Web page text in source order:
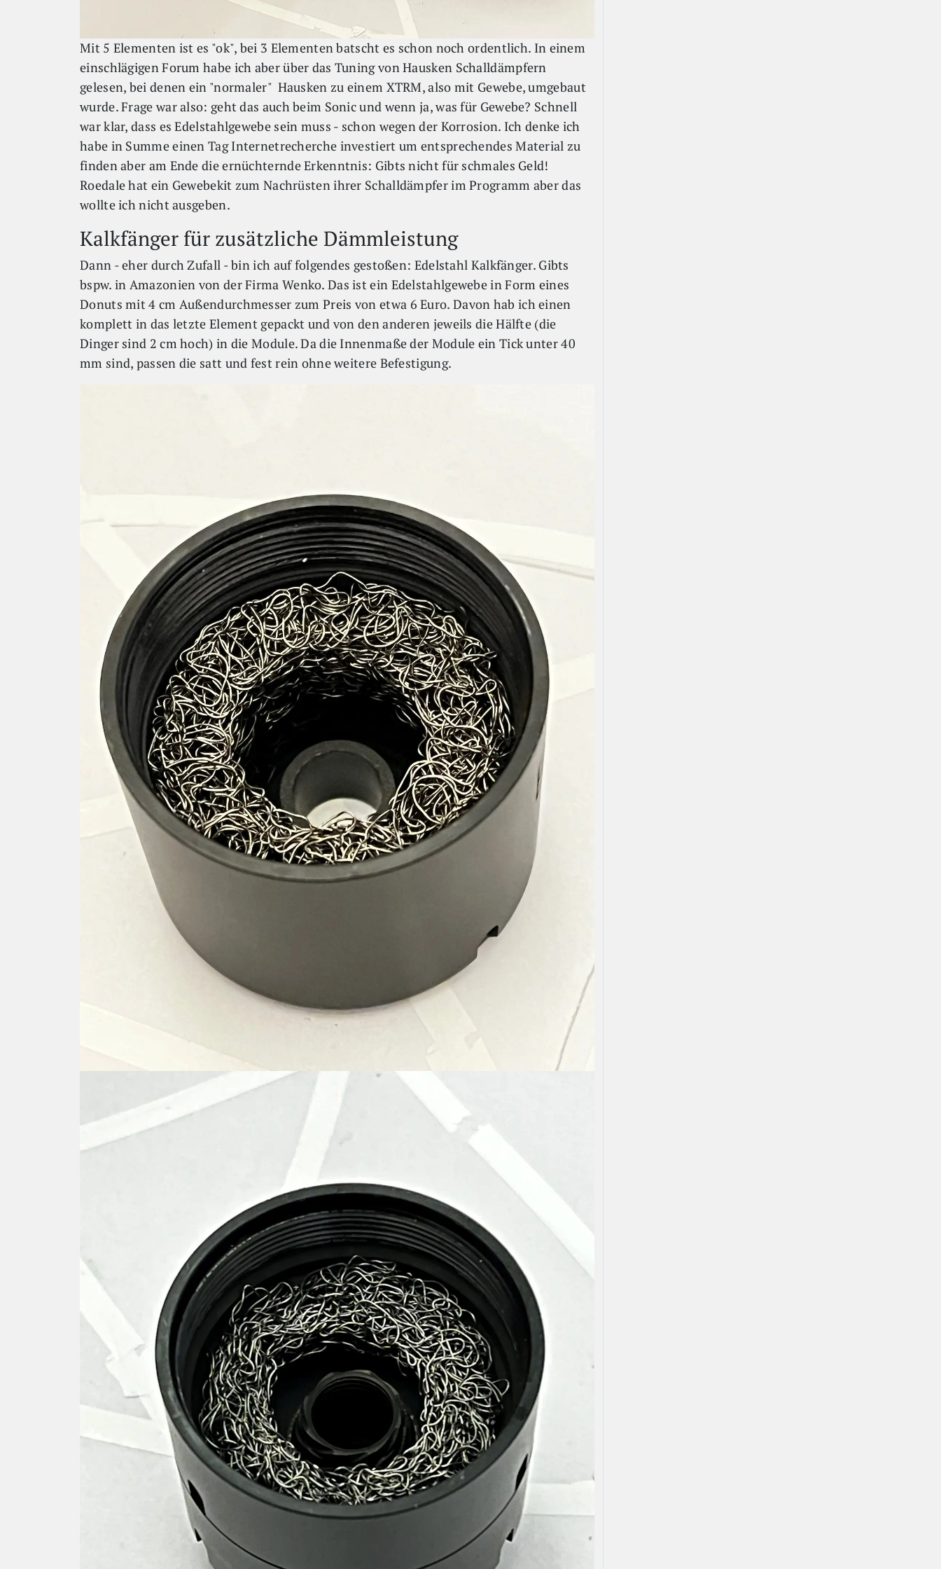
Mit 5 Elementen ist es "ok", bei 3 Elementen batscht es schon noch ordentlich. In einem
einschlägigen Forum habe ich aber über das Tuning von Hausken Schalldämpfern
gelesen, bei denen ein "normaler" Hausken zu einem XTRM, also mit Gewebe, umgebaut
wurde. Frage war also: geht das auch beim Sonic und wenn ja, was für Gewebe? Schnell
war klar, dass es Edelstahlgewebe sein muss - schon wegen der Korrosion. Ich denke ich
habe in Summe einen Tag Internetrecherche investiert um entsprechendes Material zu
finden aber am Ende die ernüchternde Erkenntnis: Gibts nicht für schmales Geld!
Roedale hat ein Gewebekit zum Nachrüsten ihrer Schalldämpfer im Programm aber das
wollte ich nicht ausgeben.
Kalkfänger für zusätzliche Dämmleistung
Dann - eher durch Zufall - bin ich auf folgendes gestoßen: Edelstahl Kalkfänger. Gibts
bspw. in Amazonien von der Firma Wenko. Das ist ein Edelstahlgewebe in Form eines
Donuts mit 4 cm Außendurchmesser zum Preis von etwa 6 Euro. Davon hab ich einen
komplett in das letzte Element gepackt und von den anderen jeweils die Hälfte (die
Dinger sind 2 cm hoch) in die Module. Da die Innenmaße der Module ein Tick unter 40
mm sind, passen die satt und fest rein ohne weitere Befestigung.